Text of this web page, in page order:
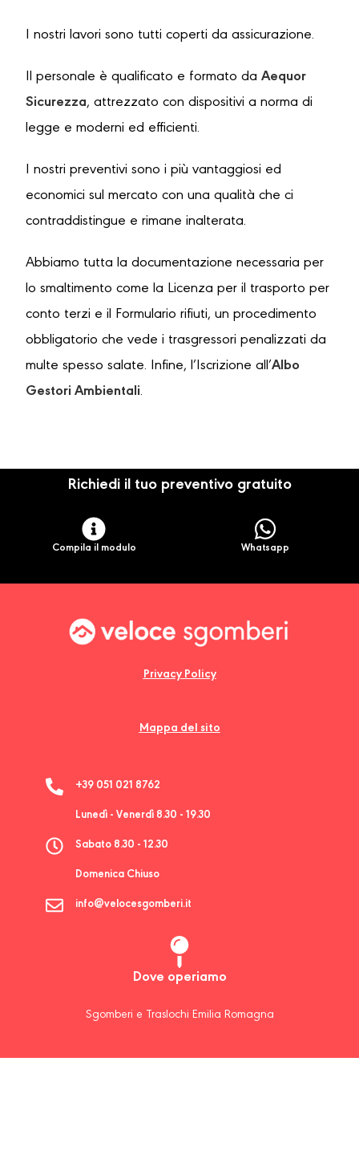
I nostri lavori sono tutti coperti da assicurazione.
Il personale è qualificato e formato da Aequor
Sicurezza, attrezzato con dispositivi a norma di
legge e moderni ed efficienti.
I nostri preventivi sono i più vantaggiosi ed
economici sul mercato con una qualità che ci
contraddistingue e rimane inalterata.
Abbiamo tutta la documentazione necessaria per
lo smaltimento come la Licenza per il trasporto per
conto terzi e il Formulario rifiuti, un procedimento
obbligatorio che vede i trasgressori penalizzati da
multe spesso salate. Infine, l’Iscrizione all’Albo
Gestori Ambientali.
Richiedi il tuo preventivo gratuito
Compila il modulo Whatsapp
Privacy Policy
Mappa del sito
+39 051 021 8762
Lunedì - Venerdì 8.30 - 19.30
Sabato 8.30 - 12.30
Domenica Chiuso
info@velocesgomberi.it
Dove operiamo
Sgomberi e Traslochi Emilia Romagna